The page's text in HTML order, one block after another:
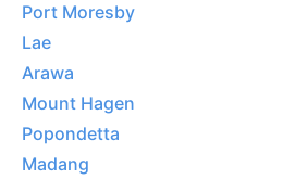
Port Moresby
Lae
Arawa
Mount Hagen
Popondetta
Madang